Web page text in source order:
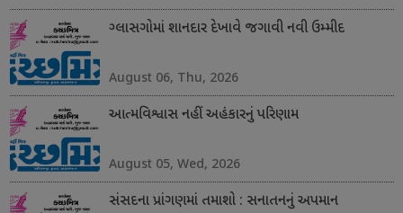
ગ્લાસગોમાં શાનદાર દેખાવે જગાવી નવી ઉમ્મીદ
August 06, Thu, 2026
આત્મવિશ્વાસ નહીં અહંકારનું પરિણામ
August 05, Wed, 2026
સંસદના પ્રાંગણમાં તમાશો : સનાતનનું અપમાન